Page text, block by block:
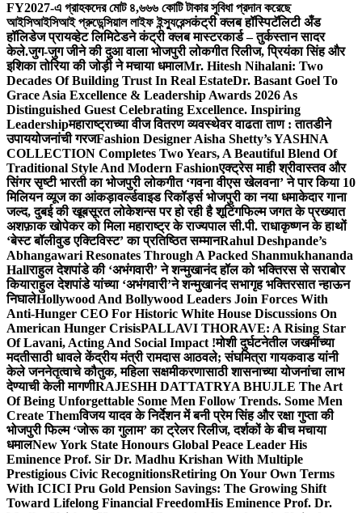
FY2027-এ গ্রাহকদের মোট ৪,৬৬৬ কোটি টাকার সুবিধা প্রদান করেছে
আইসিআইসিআই প্রুডেন্সিয়াল লাইফ ইন্স্যুরেন্সकंट्री क्लब हॉस्पिटॅलिटी अँड
हॉलिडेज प्रायव्हेट लिमिटेडने कंट्री क्लब मास्टरकार्ड – तुर्कस्तान सादर
केले.जुग-जुग जीने की दुआ वाला भोजपुरी लोकगीत रिलीज, प्रियंका सिंह और
इशिका तोरिया की जोड़ी ने मचाया धमालMr. Hitesh Nihalani: Two
Decades Of Building Trust In Real EstateDr. Basant Goel To
Grace Asia Excellence & Leadership Awards 2026 As
Distinguished Guest Celebrating Excellence. Inspiring
Leadershipमहाराष्ट्राच्या वीज वितरण व्यवस्थेवर वाढता ताण : तातडीने
उपाययोजनांची गरजFashion Designer Aisha Shetty’s YASHNA
COLLECTION Completes Two Years, A Beautiful Blend Of
Traditional Style And Modern Fashionएक्ट्रेस माही श्रीवास्तव और
सिंगर सृष्टी भारती का भोजपुरी लोकगीत ‘गवना वीएस खेलवना’ ने पार किया 10
मिलियन व्यूज का आंकड़ावर्ल्डवाइड रिकॉर्ड्स भोजपुरी का नया धमाकेदार गाना
जल्द, दुबई की खूबसूरत लोकेशन्स पर हो रही है शूटिंगफिल्म जगत के प्रख्यात
अशफ़ाक खोपेकर को मिला महाराष्ट्र के राज्यपाल सी.पी. राधाकृष्णन के हाथों
‘बेस्ट बॉलीवुड एक्टिविस्ट’ का प्रतिष्ठित सम्मानRahul Deshpande’s
Abhangawari Resonates Through A Packed Shanmukhananda
Hallराहुल देशपांडे की ‘अभंगवारी’ ने शन्मुखानंद हॉल को भक्तिरस से सराबोर
कियाराहुल देशपांडे यांच्या ‘अभंगवारी’ने शन्मुखानंद सभागृह भक्तिरसात न्हाऊन
निघालेHollywood And Bollywood Leaders Join Forces With
Anti-Hunger CEO For Historic White House Discussions On
American Hunger CrisisPALLAVI THORAVE: A Rising Star
Of Lavani, Acting And Social Impact !मोशी दुर्घटनेतील जखमींच्या
मदतीसाठी धावले केंद्रीय मंत्री रामदास आठवले; संघमित्रा गायकवाड यांनी
केले जननेतृत्वाचे कौतुक, महिला सक्षमीकरणासाठी शासनाच्या योजनांचा लाभ
देण्याची केली मागणीRAJESHH DATTATRYA BHUJLE The Art
Of Being Unforgettable Some Men Follow Trends. Some Men
Create Themविजय यादव के निर्देशन में बनी प्रेम सिंह और रक्षा गुप्ता की
भोजपुरी फिल्म ‘जोरू का गुलाम’ का ट्रेलर रिलीज, दर्शकों के बीच मचाया
धमालNew York State Honours Global Peace Leader His
Eminence Prof. Sir Dr. Madhu Krishan With Multiple
Prestigious Civic RecognitionsRetiring On Your Own Terms
With ICICI Pru Gold Pension Savings: The Growing Shift
Toward Lifelong Financial FreedomHis Eminence Prof. Dr.